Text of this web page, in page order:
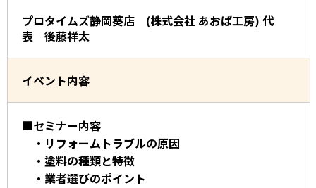
プロタイムズ静岡葵店 (株式会社 あおば工房) 代
表 後藤祥太
イベント内容
■セミナー内容
・リフォームトラブルの原因
・塗料の種類と特徴
・業者選びのポイント